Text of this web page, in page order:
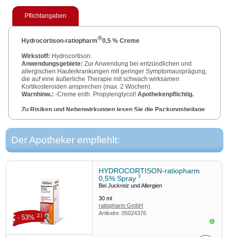
Pflichtangaben
Hydrocortison-ratiopharm®0,5 % Creme
Wirkstoff: Hydrocortison.
Anwendungsgebiete: Zur Anwendung bei entzündlichen und
allergischen Hauterkrankungen mit geringer Symptomausprägung,
die auf eine äußerliche Therapie mit schwach wirksamen
Kortikosteroiden ansprechen (max. 2 Wochen).
Warnhinw.: -Creme enth. Propylenglycol! Apothekenpflichtig.
Zu Risiken und Nebenwirkungen lesen Sie die Packungsbeilage
Der Apotheker empfiehlt:
HYDROCORTISON-ratiopharm
0,5% Spray3
Bei Juckreiz und Allergien
30ml
ratiopharm GmbH
Artikelnr.05024376
- 53% 2)